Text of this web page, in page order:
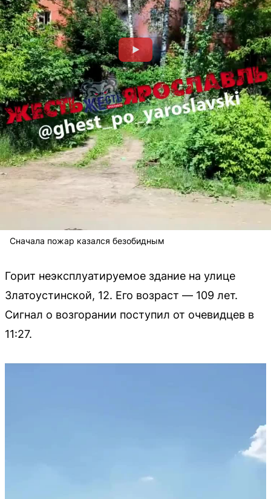
Сначала пожар казался безобидным
Горит неэксплуатируемое здание на улице
Златоустинской, 12. Его возраст — 109 лет.
Сигнал о возгорании поступил от очевидцев в
11:27.